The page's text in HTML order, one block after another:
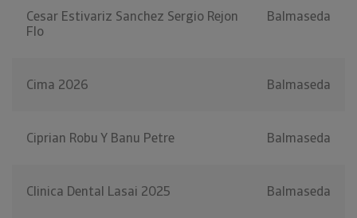
Cesar Estivariz Sanchez Sergio Rejon
Flo
Balmaseda
Cima 2026 Balmaseda
Ciprian Robu Y Banu Petre Balmaseda
Clinica Dental Lasai 2025 Balmaseda